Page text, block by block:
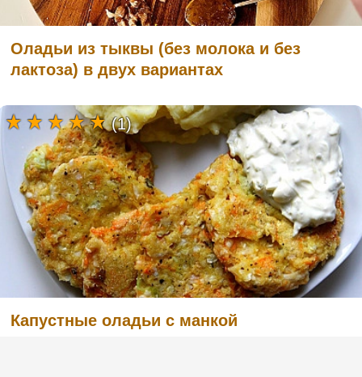
Оладьи из тыквы (без молока и без
лактоза) в двух вариантах
Капустные оладьи с манкой
(1)